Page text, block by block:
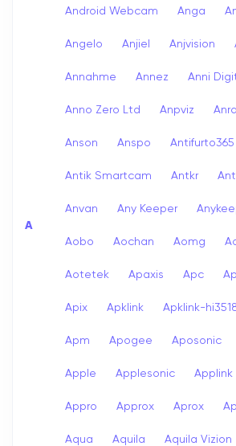
A
Android Webcam Anga
Angelo Anjiel Anjvision
Annahme Annez Anni
Anno Zero Ltd Anpviz
Anson Anspo Antifurto365
Antik Smartcam Antkr
Anvan Any Keeper
Aobo Aochan Aomg
Aotetek Apaxis Apc
Apix Apklink Apklink-
Apm Apogee Aposonic
Apple Applesonic Applink
Appro Approx Aprox
Aqua Aquila Aquila Vizion